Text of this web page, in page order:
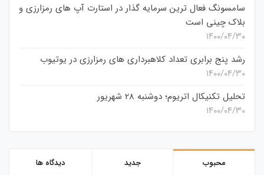
سامسونگ فعال‌ ترین سرمایه‌ گذار در استارت‌ آپ‌ های رمزارزی و
بلاک چینی است
۱۴۰۰/۰۴/۳۰
رشد پنج برابری تعداد کلاهبرداری های رمزارزی در یوتیوب
۱۴۰۰/۰۴/۳۰
تحلیل تکنیکال اتریوم؛ دوشنبه 28 شهریور
۱۴۰۰/۰۴/۳۰
محبوب جدید دیدگاه ها